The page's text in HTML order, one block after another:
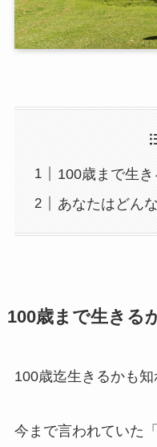
100歳まで生
あなたはどん
100歳まで生きる
100歳迄生きるかも知
今まで言われていた